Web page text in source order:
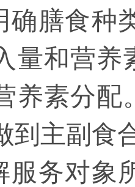
确膳食种
量和营养
养素分配
到主副食
服务对象